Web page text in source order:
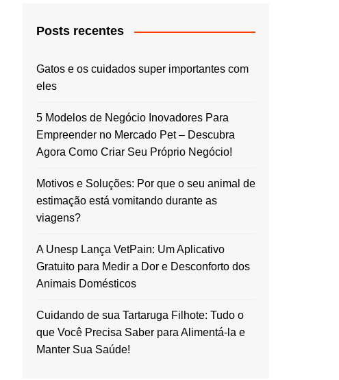
Posts recentes
Gatos e os cuidados super importantes com
eles
5 Modelos de Negócio Inovadores Para
Empreender no Mercado Pet – Descubra
Agora Como Criar Seu Próprio Negócio!
Motivos e Soluções: Por que o seu animal de
estimação está vomitando durante as
viagens?
A Unesp Lança VetPain: Um Aplicativo
Gratuito para Medir a Dor e Desconforto dos
Animais Domésticos
Cuidando de sua Tartaruga Filhote: Tudo o
que Você Precisa Saber para Alimentá-la e
Manter Sua Saúde!